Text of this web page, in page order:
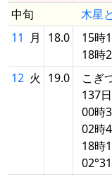
中旬
木星
11 月 18.0
15時
18時
12 火 19.0
こぎ
137日
00時
02時
18時